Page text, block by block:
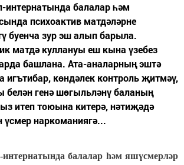
интернатында балалар һәм
психоактив матдәләрне
буенча зур эш алып барыла.
матдә куллануы еш кына үзебез
башлана. Ата-аналарның эштә
игътибар, көндәлек контроль җитмәү,
белән генә шөгыльләнү баланың
итеп тоюына китерә, нәтиҗәдә
үсмер наркоманиягә...
интернатында балалар һәм яшүсмерләр